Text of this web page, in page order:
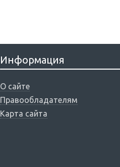
Информация
О сайте
Правообладателям
Карта сайта